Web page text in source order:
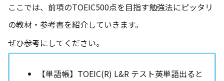
ここでは、前項のTOEIC500点を目指す勉強法にピッタリ
の教材・参考書を紹介していきます。
ぜひ参考にしてください。
【単語帳】TOEIC(R) L&R テスト英単語出ると